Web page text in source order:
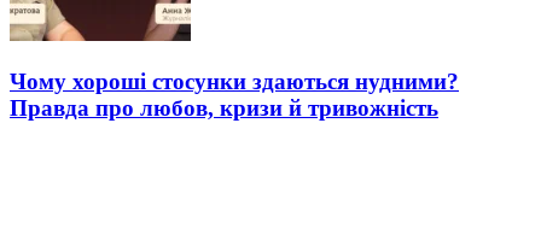
Чому хороші стосунки здаються нудними?
Правда про любов, кризи й тривожність